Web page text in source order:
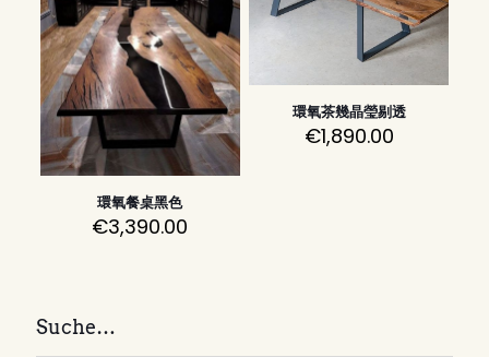
環氧餐桌黑色
€3,390.00
環氧茶幾晶瑩剔透
€1,890.00
Suche…